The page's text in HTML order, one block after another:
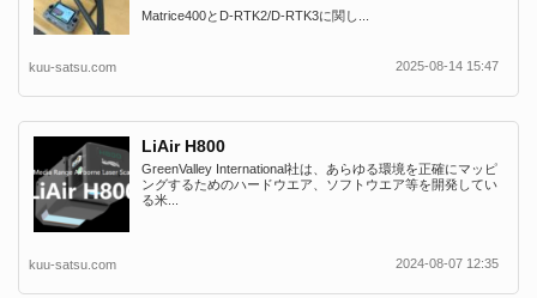
Matrice400とD-RTK2/D-RTK3に関し...
kuu-satsu.com 2025-08-14 15:47
LiAir H800
GreenValley International社は、あらゆる環境を正確にマッピ
ングするためのハードウエア、ソフトウエア等を開発してい
る米...
kuu-satsu.com 2024-08-07 12:35